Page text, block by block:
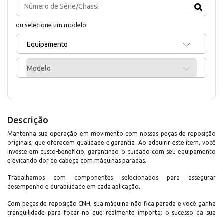
ou selecione um modelo:
Equipamento
Modelo
Descrição
Mantenha sua operação em movimento com nossas peças de reposição
originais, que oferecem qualidade e garantia. Ao adquirir este item, você
investe em custo-benefício, garantindo o cuidado com seu equipamento
e evitando dor de cabeça com máquinas paradas.
Trabalhamos com componentes selecionados para assegurar
desempenho e durabilidade em cada aplicação.
Com peças de reposição CNH, sua máquina não fica parada e você ganha
tranquilidade para focar no que realmente importa: o sucesso da sua